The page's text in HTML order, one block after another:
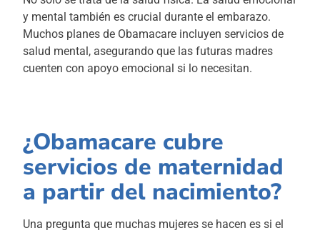
y mental también es crucial durante el embarazo.
Muchos planes de Obamacare incluyen servicios de
salud mental, asegurando que las futuras madres
cuenten con apoyo emocional si lo necesitan.
¿Obamacare cubre
servicios de maternidad
a partir del nacimiento?
Una pregunta que muchas mujeres se hacen es si el